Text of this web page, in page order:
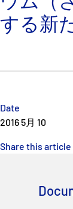
P&I
Fixed
Industry
コンタク
する新
Date
2016 5月 10
Share this article